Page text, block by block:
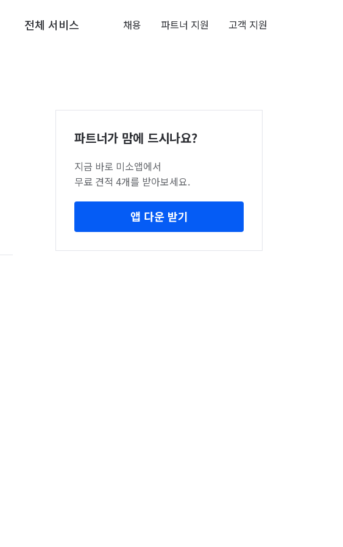
전체 서비스 채용 파트너 지원 고객 지원
파트너가 맘에 드시나요?
지금 바로 미소앱에서
무료 견적 4개를 받아보세요.
앱 다운 받기